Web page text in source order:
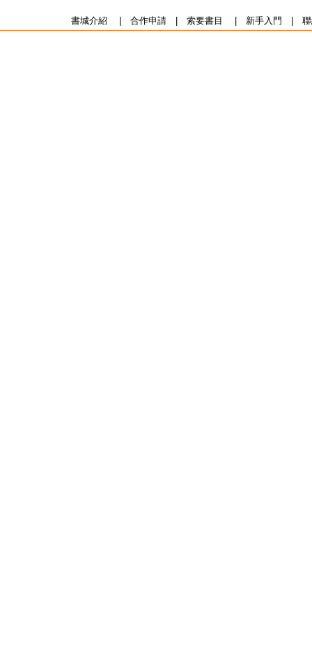
書城介紹 合作申請| 索要書目 新手入門